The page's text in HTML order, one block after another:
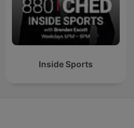
Inside Sports